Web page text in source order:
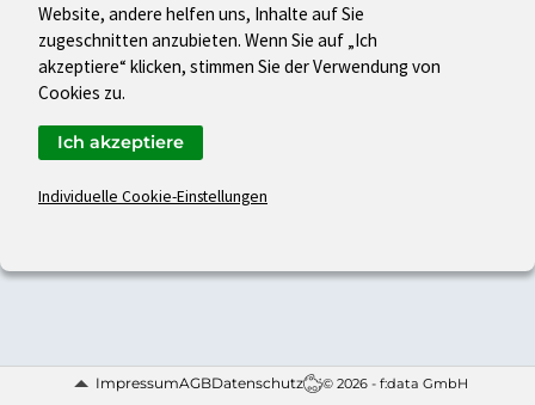
ImpressumAGBDatenschutz © 2026 - f:data GmbH
Website, andere helfen uns, Inhalte auf Sie
zugeschnitten anzubieten. Wenn Sie auf „Ich
akzeptiere“ klicken, stimmen Sie der Verwendung von
Cookies zu.
Individuelle Cookie-Einstellungen
Ich akzeptiere